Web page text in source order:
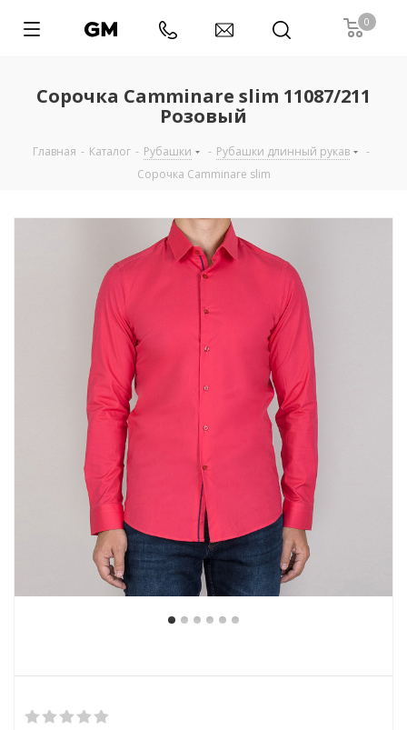
0
Сорочка Camminare slim 11087/211
Розовый
Главная - Каталог - Рубашки - Рубашки длинный рукав
-
Сорочка Camminare slim